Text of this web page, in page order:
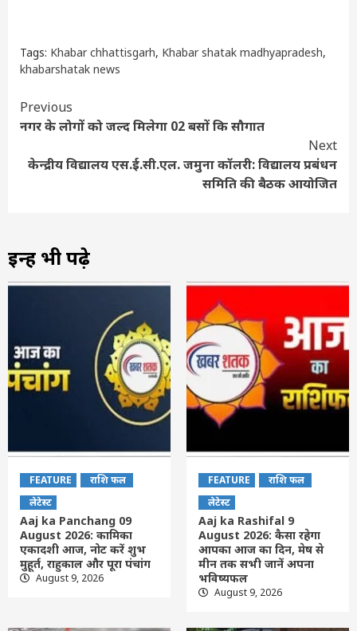
Tags: Khabar chhattisgarh, Khabar shatak madhyapradesh,
khabarshatak news
Continue
Reading
Previous
नगर के लोगों को जल्द मिलेगा 02 बसों कि सौगात
Next
केन्द्रीय विद्यालय एस.ई.सी.एल. जमुना कॉलरी: विद्यालय प्रबंधन
समिति की बैठक आयोजित
इन्हें भी पढ़े
FEATURE
राशि फल
लेटेस्ट
Aaj ka Panchang 09
August 2026: कामिका
एकादशी आज, नोट करें शुभ
मुहूर्त, राहुकाल और पूरा पंचांग
August 9, 2026
FEATURE
राशि फल
लेटेस्ट
Aaj ka Rashifal 9
August 2026: कैसा रहेगा
आपका आज का द‍िन, मेष से
मीन तक सभी जानें अपना
भविष्यफल
August 9, 2026